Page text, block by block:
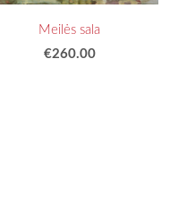
Meilės sala
€260.00